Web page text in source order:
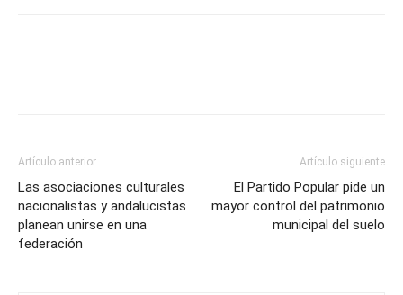
Artículo anterior
Las asociaciones culturales
nacionalistas y andalucistas
planean unirse en una
federación
Artículo siguiente
El Partido Popular pide un
mayor control del patrimonio
municipal del suelo